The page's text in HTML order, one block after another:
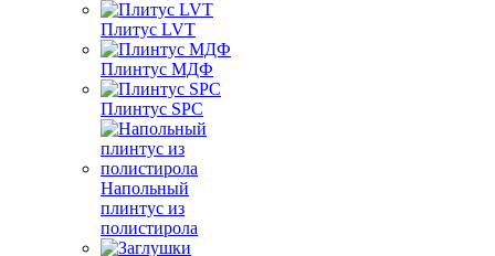
Плитус LVT
Плинтус МДФ
Плинтус SPC
Напольный
плинтус из
полистирола